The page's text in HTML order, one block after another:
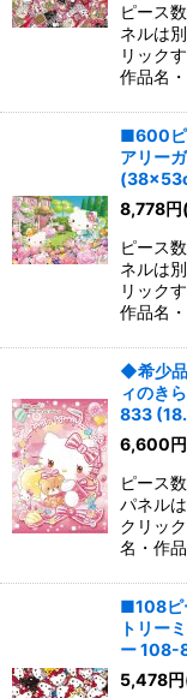
ピース
ネルは
リック
作品名
■600ピ
アリー
8,778円
ピース
ネルは
リック
作品名
◆希少
ィのき
833
6,600円
ピース
パネル
クリッ
名・作
■108ピ
トリー
ー 108-
5,478円